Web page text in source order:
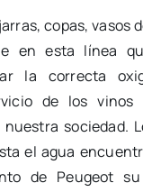
copas, vasos
en esta línea
la correcta
de los
sociedad.
el agua
de Peugeot